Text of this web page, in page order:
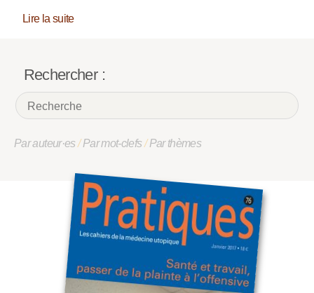
Lire la suite
Rechercher :
Par auteur·es/Par mot-clefs/Par thèmes